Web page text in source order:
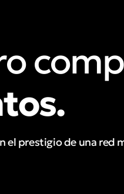
tos.
el prestigio de una red